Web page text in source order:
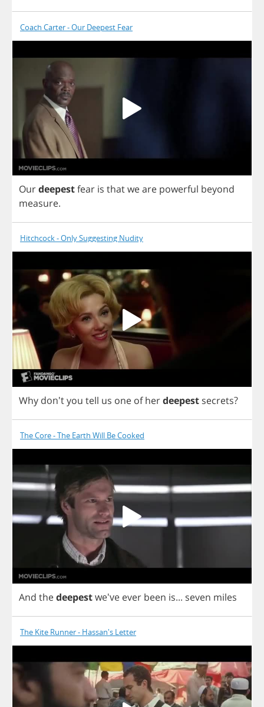
Coach Carter - Our Deepest Fear
Ourdeepestfear is thatweare powerful beyond
measure.
Hitchcock - Only Suggesting Nudity
Why don'tyou tell us one of herdeepest secrets?
The Core - The Earth Will Be Cooked
And thedeepestwe've ever been is... seven miles
The Kite Runner - Hassan's Letter